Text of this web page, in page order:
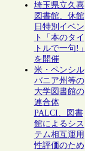
埼玉県立久喜
図書館、休館
日特別イベン
ト「本のタイ
トルで一句!」
を開催
米・ペンシル
バニア州等の
大学図書館の
連合体
PALCI、図書
館によるシス
テム相互運用
性評価のため